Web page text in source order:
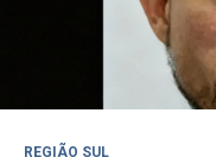
REGIÃO SUL